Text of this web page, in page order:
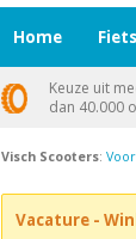
Visch Scooters:
Vacature -
Home
Keuze uit
dan 40.000